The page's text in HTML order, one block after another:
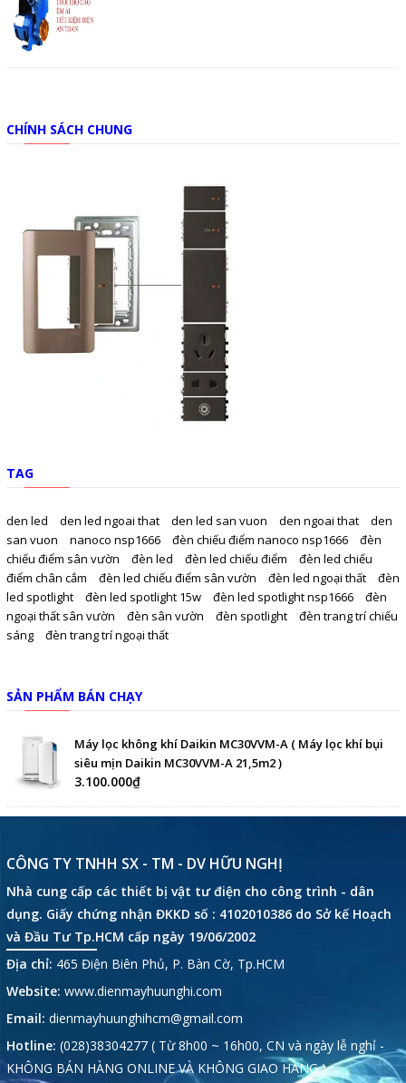
CHÍNH SÁCH CHUNG
TAG
den led den led ngoai that den led san vuon den ngoai that
den
san vuon
nanoco nsp1666 đèn chiếu điểm nanoco nsp1666
đèn
chiếu điểm sân vườn
đèn led đèn led chiếu điểm
đèn led chiếu
điểm chân cắm
đèn led chiếu điểm sân vườn đèn led ngoại thất
đèn
led spotlight
đèn led spotlight 15w đèn led spotlight nsp1666
đèn
ngoại thất sân vườn
đèn sân vườn đèn spotlight
đèn trang trí chiếu
sáng
đèn trang trí ngoại thất
SẢN PHẨM BÁN CHẠY
Máy lọc không khí Daikin MC30VVM-A ( Máy lọc khí bụi
siêu mịn Daikin MC30VVM-A 21,5m2 )
3.100.000₫
CÔNG TY TNHH SX - TM - DV HỮU NGHỊ
Nhà cung cấp các thiết bị vật tư điện cho công trình - dân
dụng. Giấy chứng nhận ĐKKD số : 4102010386 do Sở kế Hoạch
và Đầu Tư Tp.HCM cấp ngày 19/06/2002
Địa chỉ: 465 Điện Biên Phủ, P. Bàn Cờ, Tp.HCM
Website: www.dienmayhuunghi.com
Email: dienmayhuunghihcm@gmail.com
Hotline: (028)38304277 ( Từ 8h00 ~ 16h00, CN và ngày lễ nghỉ -
KHÔNG BÁN HÀNG ONLINE VÀ KHÔNG GIAO HÀNG )